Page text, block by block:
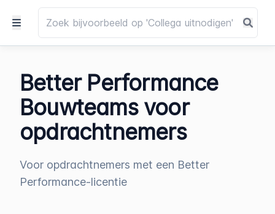
Better Performance
Bouwteams voor
opdrachtnemers
Voor opdrachtnemers met een Better
Performance-licentie